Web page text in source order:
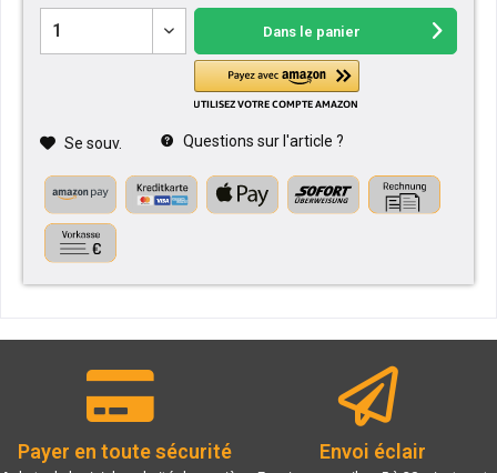
Dans le panier
Se souv. Questions sur l'article ?
Payer en toute sécurité Envoi éclair